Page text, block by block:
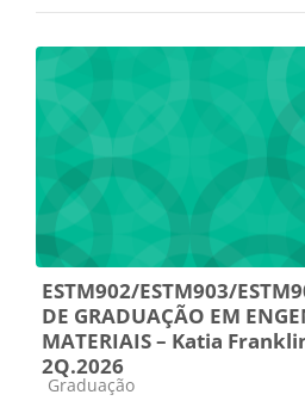
ESTM902/ESTM903/
DE GRADUAÇÃO EM
MATERIAIS – Katia
2Q.2026
Categoria do curso
Graduação